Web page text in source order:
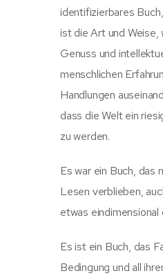
identifizierbares
ist die Art und Weise,
Genuss und
menschlichen
Handlungen
dass die Welt ein
zu werden.
Es war ein Buch, das
Lesen verblieben,
etwas
Es ist ein Buch, das
Bedingung und all